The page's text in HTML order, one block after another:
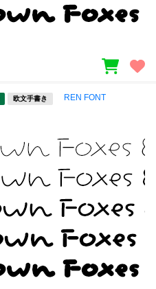
欧文手書き REN FONT